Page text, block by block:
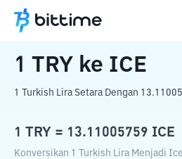
Beranda Konverter Kripto
1 TRY ke ICE
1 Turkish Lira Setara Dengan
1 TRY = 13.11005759 ICE
Konversikan 1 Turkish Lira Menjadi